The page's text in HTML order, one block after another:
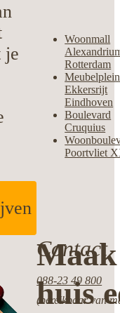
huis
je
Contact
088-23 49 800
(bereikbaar van
Woonmall
Rotterdam
Meubelplein
Ekkersrijt
Eindhoven
Boulevard
Cruquius
Poortvliet